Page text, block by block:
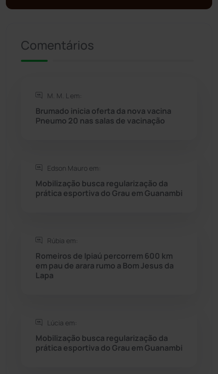
Riacho de Santana
Rio do Antônio
Rio do Pires
Seabra
Sudoeste Baiano (1530)
Tecnologia
Comentários
M. M. L em:
Brumado inicia oferta da nova vacina
Pneumo 20 nas salas de vacinação
Edson Mauro em:
Mobilização busca regularização da
prática esportiva do Grau em Guanambi
Rúbia em:
Romeiros de Ipiaú percorrem 600 km
em pau de arara rumo a Bom Jesus da
Lapa
Lúcia em:
Mobilização busca regularização da
prática esportiva do Grau em Guanambi